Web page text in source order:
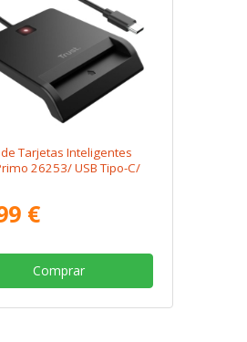
Tarjetas Inteligentes
26253/ USB Tipo-C/
€
Comprar